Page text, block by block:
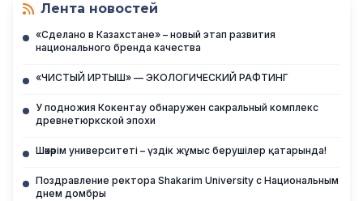
Лента новостей
«Сделано в Казахстане» – новый этап развития
национального бренда качества
«ЧИСТЫЙ ИРТЫШ» — ЭКОЛОГИЧЕСКИЙ РАФТИНГ
У подножия Кокентау обнаружен сакральный комплекс
древнетюркской эпохи
Шәкәрім университеті – үздік жұмыс берушілер қатарында!
Поздравление ректора Shakarim University с Национальным
днем домбры